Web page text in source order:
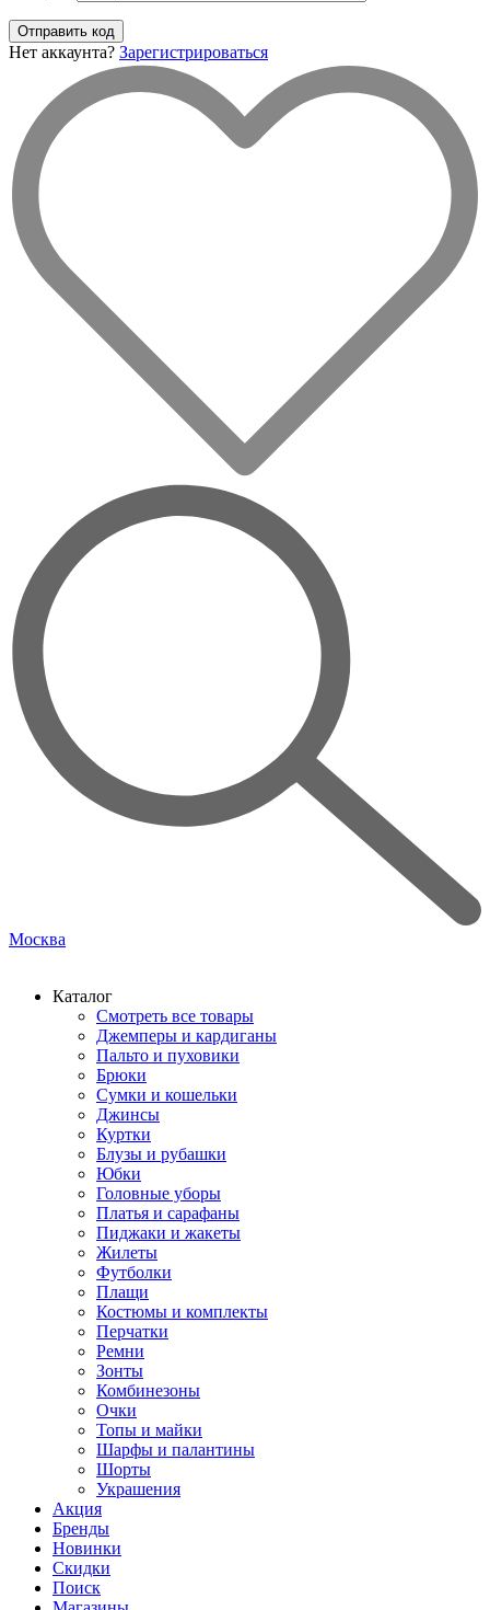
Отправить код
Нет аккаунта? Зарегистрироваться
Москва
Каталог
Смотреть все товары
Джемперы и кардиганы
Пальто и пуховики
Брюки
Сумки и кошельки
Джинсы
Куртки
Блузы и рубашки
Юбки
Головные уборы
Платья и сарафаны
Пиджаки и жакеты
Жилеты
Футболки
Плащи
Костюмы и комплекты
Перчатки
Ремни
Зонты
Комбинезоны
Очки
Топы и майки
Шарфы и палантины
Шорты
Украшения
Акция
Бренды
Новинки
Скидки
Поиск